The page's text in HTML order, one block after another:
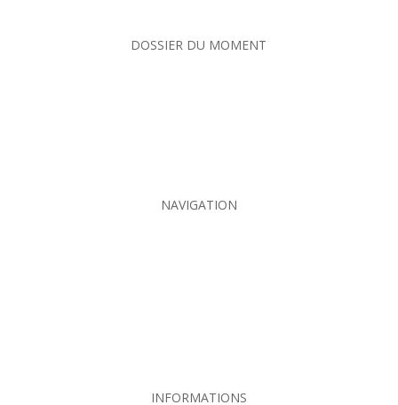
DOSSIER DU MOMENT
NAVIGATION
INFORMATIONS